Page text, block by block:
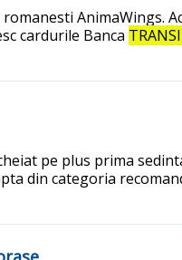
AnimaWings.
cardurile Banca
pe plus prima
din categoria